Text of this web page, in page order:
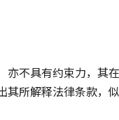
不具有约束力，其
所解释法律条款，